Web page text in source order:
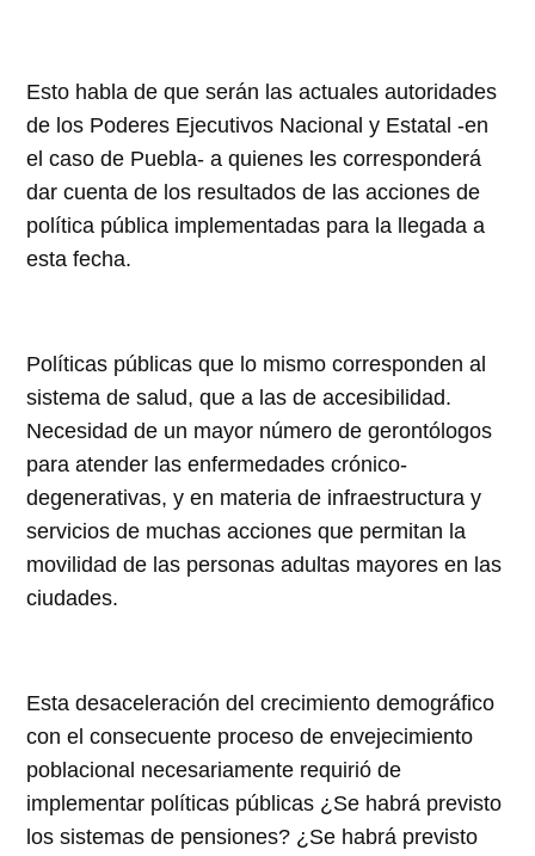
Esto habla de que serán las actuales autoridades
de los Poderes Ejecutivos Nacional y Estatal -en
el caso de Puebla- a quienes les corresponderá
dar cuenta de los resultados de las acciones de
política pública implementadas para la llegada a
esta fecha.
Políticas públicas que lo mismo corresponden al
sistema de salud, que a las de accesibilidad.
Necesidad de un mayor número de gerontólogos
para atender las enfermedades crónico-
degenerativas, y en materia de infraestructura y
servicios de muchas acciones que permitan la
movilidad de las personas adultas mayores en las
ciudades.
Esta desaceleración del crecimiento demográfico
con el consecuente proceso de envejecimiento
poblacional necesariamente requirió de
implementar políticas públicas ¿Se habrá previsto
los sistemas de pensiones? ¿Se habrá previsto